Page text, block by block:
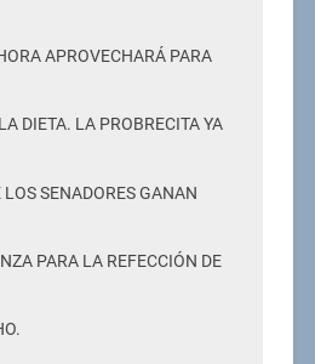
APROVECHARÁ PARA
DIETA. LA PROBRECITA YA
LOS SENADORES GANAN
PARA LA REFECCIÓN DE